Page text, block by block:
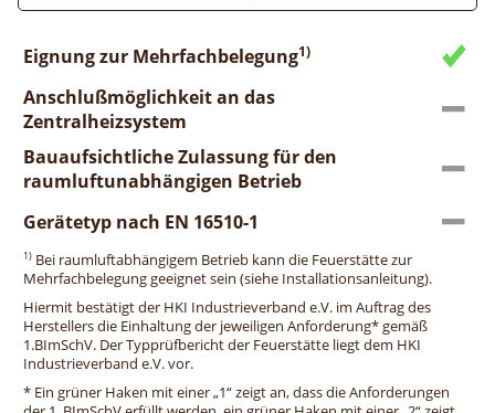
Eignung zur Mehrfachbelegung1)
Anschlußmöglichkeit an das
Zentralheizsystem
Bauaufsichtliche Zulassung für den
raumluftunabhängigen Betrieb
Gerätetyp nach EN 16510-1
1) Bei raumluftabhängigem Betrieb kann die Feuerstätte zur
Mehrfachbelegung geeignet sein (siehe Installationsanleitung).
Hiermit bestätigt der HKI Industrieverband e.V. im Auftrag des
Herstellers die Einhaltung der jeweiligen Anforderung* gemäß
1.BImSchV. Der Typprüfbericht der Feuerstätte liegt dem HKI
Industrieverband e.V. vor.
* Ein grüner Haken mit einer „1“ zeigt an, dass die Anforderungen